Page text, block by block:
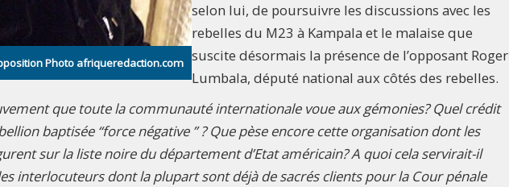
Photo afriqueredaction.com
selon lui, de poursuivre les discussions avec les
rebelles du M23 à Kampala et le malaise que
suscite désormais la présence de l’opposant Roger
Lumbala, député national aux côtés des rebelles.
que toute la communauté internationale voue aux gémonies? Quel crédit
baptisée “force négative ” ? Que pèse encore cette organisation dont les
sur la liste noire du département d’Etat américain? A quoi cela servirait-il
interlocuteurs dont la plupart sont déjà de sacrés clients pour la Cour pénale